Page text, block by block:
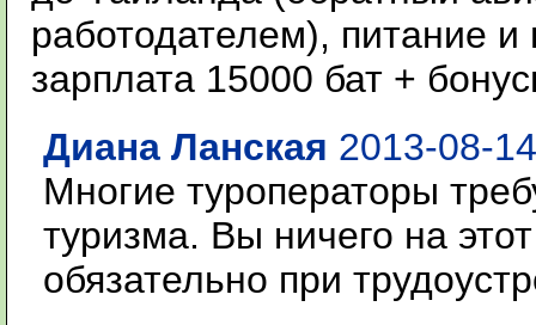
работодателем), питание
зарплата 15000 бат +
Диана Ланская 2013-08-
Многие туроператоры
туризма. Вы ничего на
обязательно при